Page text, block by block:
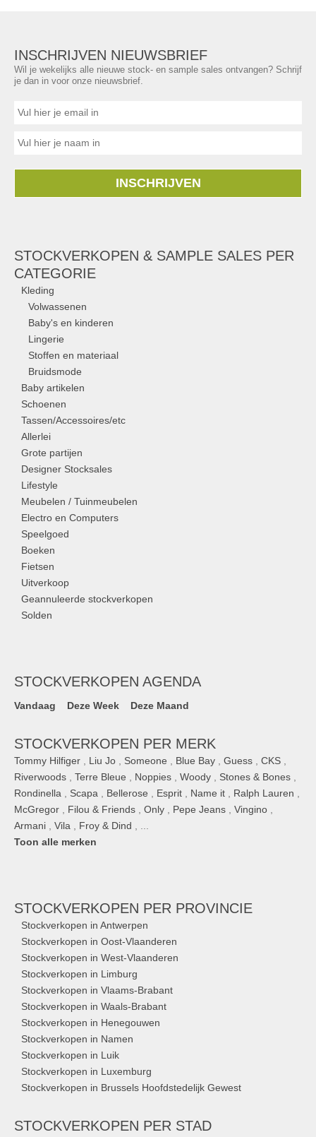
INSCHRIJVEN NIEUWSBRIEF
Wil je wekelijks alle nieuwe stock- en sample sales ontvangen? Schrijf
je dan in voor onze nieuwsbrief.
INSCHRIJVEN
STOCKVERKOPEN & SAMPLE SALES PER
CATEGORIE
Kleding
Volwassenen
Baby's en kinderen
Lingerie
Stoffen en materiaal
Bruidsmode
Baby artikelen
Schoenen
Tassen/Accessoires/etc
Allerlei
Grote partijen
Designer Stocksales
Lifestyle
Meubelen / Tuinmeubelen
Electro en Computers
Speelgoed
Boeken
Fietsen
Uitverkoop
Geannuleerde stockverkopen
Solden
STOCKVERKOPEN AGENDA
Vandaag Deze Week Deze Maand
STOCKVERKOPEN PER MERK
Tommy Hilfiger Liu Jo Someone Blue Bay Guess CKS
Riverwoods
Terre Bleue Noppies Woody Stones & Bones
Rondinella
Scapa Bellerose Esprit Name it Ralph Lauren
McGregor
Filou & Friends Only Pepe Jeans Vingino
Armani
Vila Froy & Dind
Toon alle merken
STOCKVERKOPEN PER PROVINCIE
Stockverkopen in Antwerpen
Stockverkopen in Oost-Vlaanderen
Stockverkopen in West-Vlaanderen
Stockverkopen in Limburg
Stockverkopen in Vlaams-Brabant
Stockverkopen in Waals-Brabant
Stockverkopen in Henegouwen
Stockverkopen in Namen
Stockverkopen in Luik
Stockverkopen in Luxemburg
Stockverkopen in Brussels Hoofdstedelijk Gewest
STOCKVERKOPEN PER STAD